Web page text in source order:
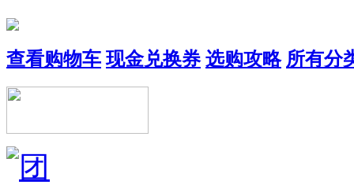
查看购物车 现金兑换券 选购攻略 所有分